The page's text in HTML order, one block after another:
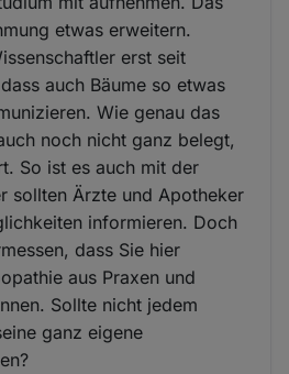
etwas erweitern.
erst seit
auch Bäume so etwas
Wie genau das
noch nicht ganz belegt,
So ist es auch mit der
sollten Ärzte und Apotheker
informieren. Doch
dass Sie hier
aus Praxen und
Sollte nicht jedem
ganz eigene